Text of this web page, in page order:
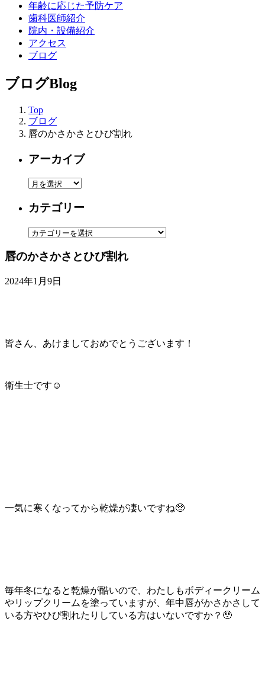
年齢に応じた予防ケア
歯科医師紹介
院内・設備紹介
アクセス
ブログ
ブログBlog
Top
ブログ
唇のかさかさとひび割れ
アーカイブ
ア
カ
ブ
カテゴリー
カ
ゴ
ー
唇のかさかさとひび割れ
2024年1月9日
皆さん、あけましておめでとうございます！
衛生士です☺️
一気に寒くなってから乾燥が凄いですね🥺
毎年冬になると乾燥が酷いので、わたしもボディークリーム
やリップクリームを塗っていますが、年中唇がかさかさして
いる方やひび割れたりしている方はいないですか？🥹